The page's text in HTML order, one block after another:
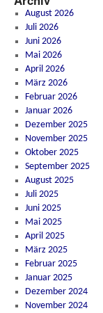
August 2026
Juli 2026
Juni 2026
Mai 2026
April 2026
März 2026
Februar 2026
Januar 2026
Dezember 2025
November 2025
Oktober 2025
September 2025
August 2025
Juli 2025
Juni 2025
Mai 2025
April 2025
März 2025
Februar 2025
Januar 2025
Dezember 2024
November 2024